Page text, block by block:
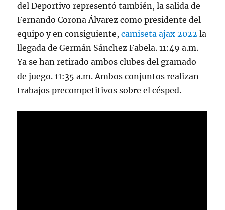
del Deportivo representó también, la salida de
Fernando Corona Álvarez como presidente del
equipo y en consiguiente,camiseta ajax 2022 la
llegada de Germán Sánchez Fabela. 11:49 a.m.
Ya se han retirado ambos clubes del gramado
de juego. 11:35 a.m. Ambos conjuntos realizan
trabajos precompetitivos sobre el césped.